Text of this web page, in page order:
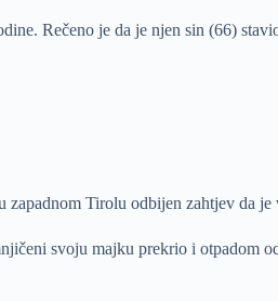
Rečeno je da je njen sin (66)
Tirolu odbijen zahtjev da
svoju majku prekrio i otpadom